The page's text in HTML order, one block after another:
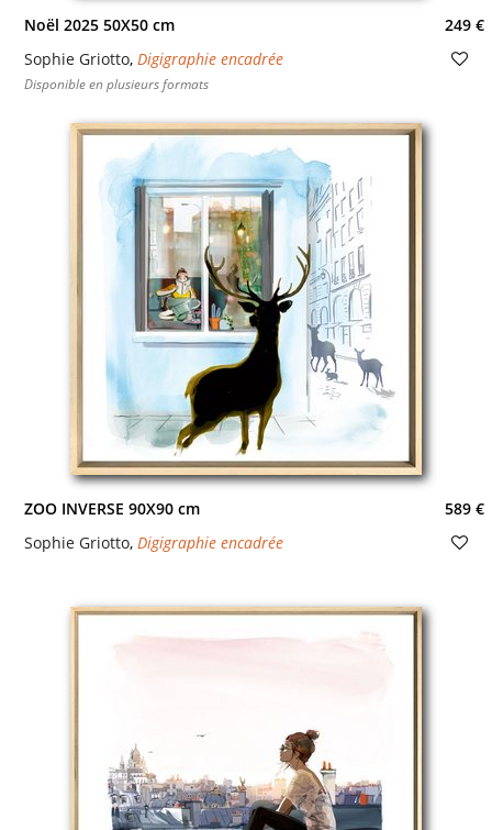
Noël 2025 50X50 cm
249 €
Sophie Griotto, Digigraphie encadrée
Disponible en plusieurs formats
ZOO INVERSE 90X90 cm
589 €
Sophie Griotto, Digigraphie encadrée